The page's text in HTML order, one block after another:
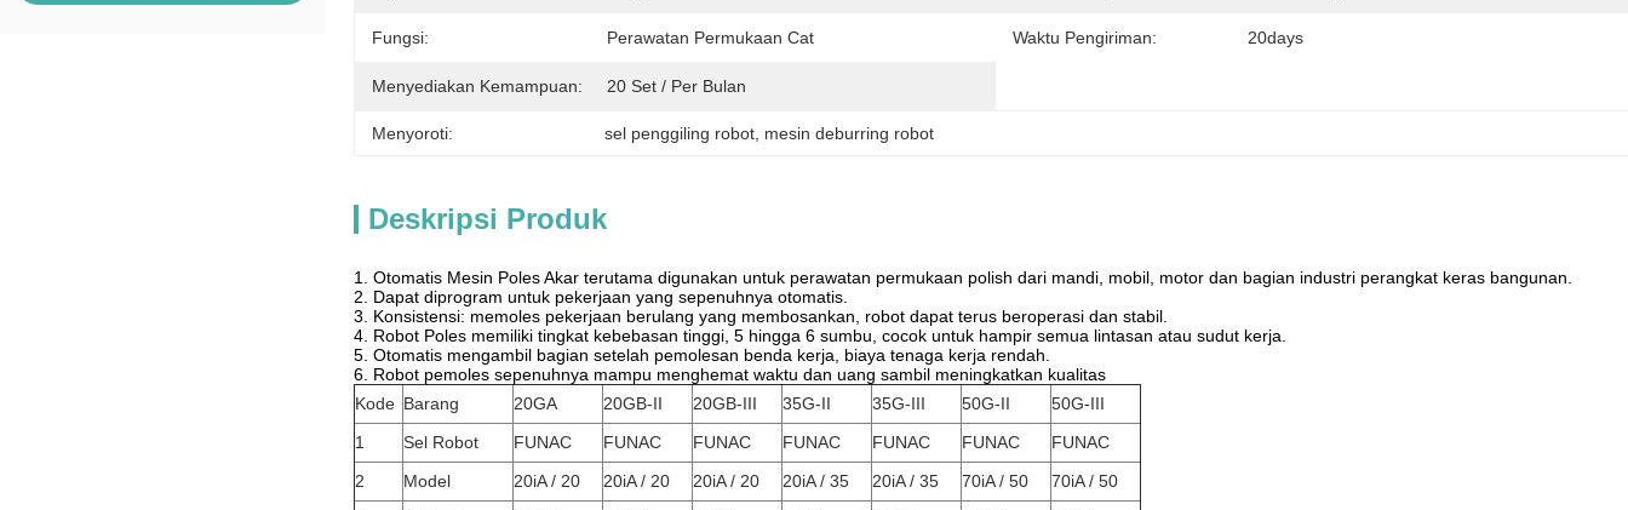
Fungsi: Perawatan Permukaan Cat Waktu Pengiriman: 20days
Menyediakan Kemampuan: 20 Set / Per Bulan
Menyoroti: sel penggiling robot mesin deburring robot
Deskripsi Produk
1. Otomatis Mesin Poles Akar terutama digunakan untuk perawatan permukaan polish dari mandi, mobil, motor dan bagian industri perangkat keras bangunan.
2. Dapat diprogram untuk pekerjaan yang sepenuhnya otomatis.
3. Konsistensi: memoles pekerjaan berulang yang membosankan, robot dapat terus beroperasi dan stabil.
4. Robot Poles memiliki tingkat kebebasan tinggi, 5 hingga 6 sumbu, cocok untuk hampir semua lintasan atau sudut kerja.
5. Otomatis mengambil bagian setelah pemolesan benda kerja, biaya tenaga kerja rendah.
6. Robot pemoles sepenuhnya mampu menghemat waktu dan uang sambil meningkatkan kualitas
Kode Barang 20GA 20GB-II 20GB-III 35G-II 35G-III 50G-II
50G-III
1
Sel Robot FUNAC FUNAC FUNAC FUNAC FUNAC FUNAC
FUNAC
2
Model 20iA / 20 20iA / 20 20iA / 20 20iA / 35 20iA / 35 70iA / 50
70iA / 50